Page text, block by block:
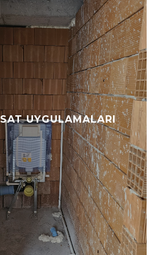
UYGULAMALARI